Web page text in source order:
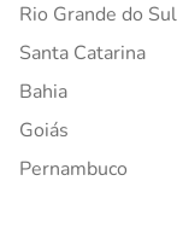
Rio Grande do Sul
Santa Catarina
Bahia
Goiás
Pernambuco